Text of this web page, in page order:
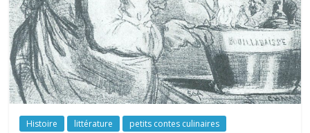
Histoire littérature petits contes culinaires